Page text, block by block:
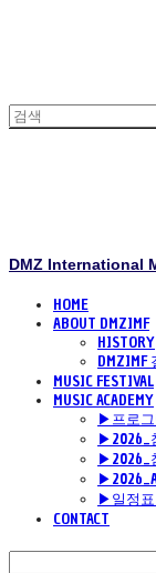
DMZ International
HOME
ABOUT DMZIMF
HISTORY
DMZIMF
MUSIC FESTIVAL
MUSIC ACADEMY
▶프로그
▶2026_
▶2026_
▶일정표
CONTACT